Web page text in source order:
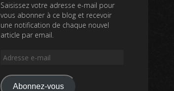
Saisissez votre adresse e-mail pour
vous abonner à ce blog et recevoir
une notification de chaque nouvel
article par email.
Adresse
mail
Abonnez-vous